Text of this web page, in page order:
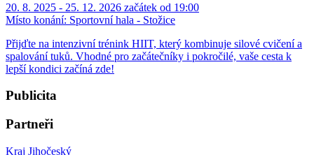
20. 8. 2025 - 25. 12. 2026 začátek od 19:00
Místo konání: Sportovní hala - Stožice
Přijďte na intenzivní trénink HIIT, který kombinuje silové cvičení a
spalování tuků. Vhodné pro začátečníky i pokročilé, vaše cesta k
lepší kondici začíná zde!
Publicita
Partneři
Kraj Jihočeský